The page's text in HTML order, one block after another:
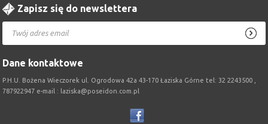
Zapisz się do newslettera
Dane kontaktowe
P.H.U. Bożena Wieczorek ul. Ogrodowa 42a 43-170 Łaziska Górne tel: 32 2243500 ,
787922947 e-mail : laziska@poseidon.com.pl